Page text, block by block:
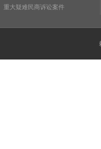
重大疑难民商诉讼案件